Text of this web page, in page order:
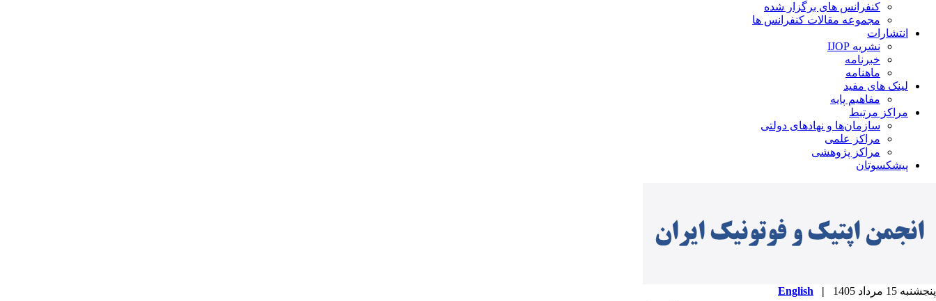
کنفرانس های برگزار شده
مجموعه مقالات کنفرانس ها
انتشارات
نشریه IJOP
خبرنامه
ماهنامه
لینک های مفید
مفاهیم پایه
مراکز مرتبط
سازمان‌ها و نهادهای دولتی
مراکز علمی
مراکز پژوهشی
پیشکسوتان
پنجشنبه 15 مرداد 1405 |
English